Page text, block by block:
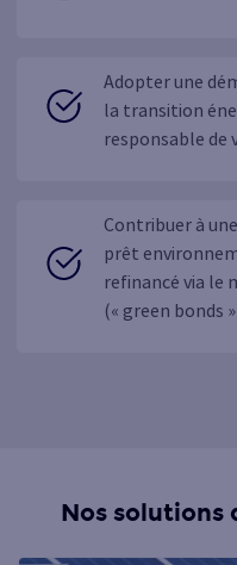
Adopter une
la transition
responsable de
Contribuer à
prêt
refinancé via le
(« green bonds
Nos solutions